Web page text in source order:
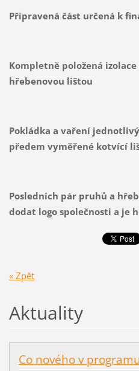
Připravená část určená k
Kompletně položená
hřebenovou lištou
Pokládka a vaření
předem vyměřené kotvící
Posledních pár pruhů a
dodat logo společnosti a je
« Zpět
Aktuality
Co nového v